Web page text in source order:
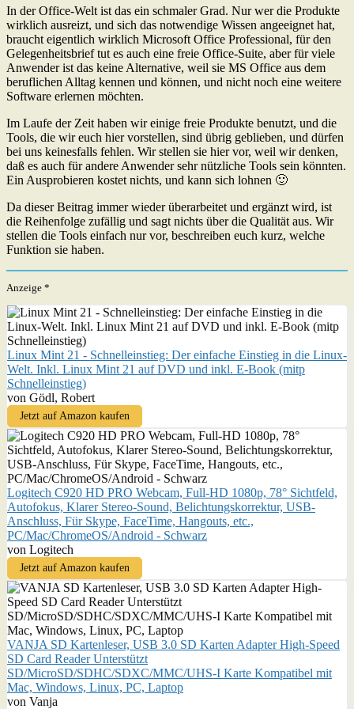
In der Office-Welt ist das ein schmaler Grad. Nur wer die Produkte
wirklich ausreizt, und sich das notwendige Wissen angeeignet hat,
braucht eigentlich wirklich Microsoft Office Professional, für den
Gelegenheitsbrief tut es auch eine freie Office-Suite, aber für viele
Anwender ist das keine Alternative, weil sie MS Office aus dem
beruflichen Alltag kennen und können, und nicht noch eine weitere
Software erlernen möchten.
Im Laufe der Zeit haben wir einige freie Produkte benutzt, und die
Tools, die wir euch hier vorstellen, sind übrig geblieben, und dürfen
bei uns keinesfalls fehlen. Wir stellen sie hier vor, weil wir denken,
daß es auch für andere Anwender sehr nützliche Tools sein könnten.
Ein Ausprobieren kostet nichts, und kann sich lohnen 🙂
Da dieser Beitrag immer wieder überarbeitet und ergänzt wird, ist
die Reihenfolge zufällig und sagt nichts über die Qualität aus. Wir
stellen die Tools einfach nur vor, beschreiben euch kurz, welche
Funktion sie haben.
Anzeige *
Linux Mint 21 - Schnelleinstieg: Der einfache Einstieg in die Linux-
Welt. Inkl. Linux Mint 21 auf DVD und inkl. E-Book (mitp
Schnelleinstieg)
von Gödl, Robert
Jetzt auf Amazon kaufen
Logitech C920 HD PRO Webcam, Full-HD 1080p, 78° Sichtfeld,
Autofokus, Klarer Stereo-Sound, Belichtungskorrektur, USB-
Anschluss, Für Skype, FaceTime, Hangouts, etc.,
PC/Mac/ChromeOS/Android - Schwarz
von Logitech
Jetzt auf Amazon kaufen
VANJA SD Kartenleser, USB 3.0 SD Karten Adapter High-Speed
SD Card Reader Unterstützt
SD/MicroSD/SDHC/SDXC/MMC/UHS-I Karte Kompatibel mit
Mac, Windows, Linux, PC, Laptop
von Vanja